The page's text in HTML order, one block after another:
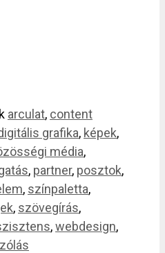
arculat, content
grafika, képek,
média,
, partner, posztok,
, színpaletta,
, szövegírás,
,webdesign,